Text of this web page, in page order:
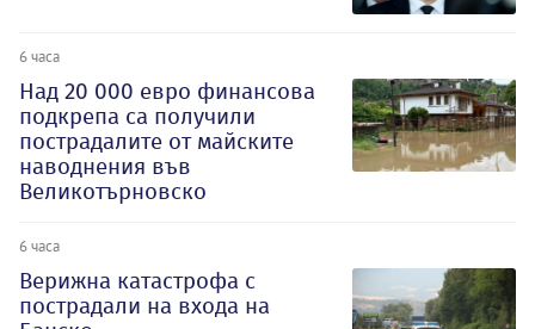
6 часа
Над 20 000 евро финансова
подкрепа са получили
пострадалите от майските
наводнения във
Великотърновско
6 часа
Верижна катастрофа с
пострадали на входа на